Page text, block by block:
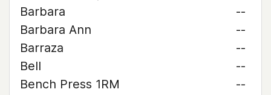
Barbara
--
Barbara Ann
--
Barraza
--
Bell
--
Bench Press 1RM
--